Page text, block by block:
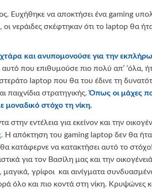
Ευχήθηκε να αποκτήσει ένα gaming
οι νεράιδες σκέφτηκαν ότι το laptop θα
και ανυπομονούσε για την
που επιθυμούσε πιο πολύ απ’ ‘όλα,
laptop που θα του έδινε τη
παιχνίδια στρατηγικής. Όπως οι μάχες
μοναδικό στόχο τη νίκη.
εντέλεια για εκείνον και την
. Η απόκτηση του gaming laptop δεν θα
κατάφερνε να κατακτήσει αυτό το
για τον Βασίλη μας και την
μαγικά, γρίφοι και αινίγματα
όλο και πιο κοντά στη νίκη. Κρυψώνες